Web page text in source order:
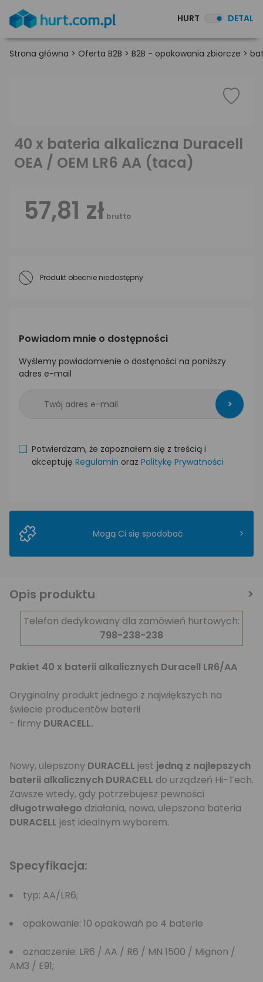
HURT DETAL
Strona główna > Oferta B2B > B2B - opakowania zbiorcze >
40 x bateria alkaliczna Duracell
OEA / OEM LR6 AA (taca)
57,81 zł brutto
Produkt obecnie niedostępny
Powiadom mnie o dostępności
Wyślemy powiadomienie o dostęności na poniższy
adres e-mail
>
Potwierdzam, że zapoznałem się z treścią i
akceptuję Regulamin oraz Politykę Prywatności
Mogą Ci się spodobać >
Opis produktu
Telefon dedykowany dla zamówień hurtowych:
798-238-238
Pakiet 40 x baterii alkalicznych Duracell LR6/AA
Oryginalny produkt jednego z największych na
świecie producentów baterii
- firmy DURACELL.
Nowy, ulepszony DURACELL jest jedną z najlepszych
baterii alkalicznych DURACELL do urządzeń Hi-Tech.
Zawsze wtedy, gdy potrzebujesz pewności
długotrwałego działania, nowa, ulepszona bateria
DURACELL jest idealnym wyborem.
Specyfikacja:
typ: AA/LR6;
opakowanie: 10 opakowań po 4 baterie
oznaczenie: LR6 / AA / R6 / MN 1500 / Mignon /
AM3 / E91;